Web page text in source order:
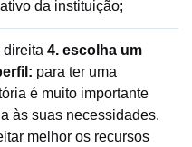
da instituição;
4. escolha um
para ter uma
é muito importante
às suas necessidades.
melhor os recursos